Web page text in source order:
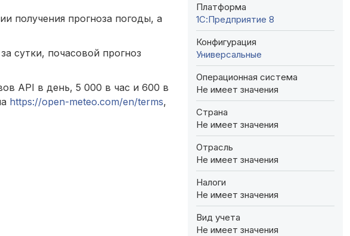
получения прогноза погоды, а
сутки, почасовой прогноз
API в день, 5 000 в час и 600 в
https://open-meteo.com/en/terms,
Платформа
1С:Предприятие 8
Конфигурация
Универсальные
Операционная система
Не имеет значения
Страна
Не имеет значения
Отрасль
Не имеет значения
Налоги
Не имеет значения
Вид учета
Не имеет значения